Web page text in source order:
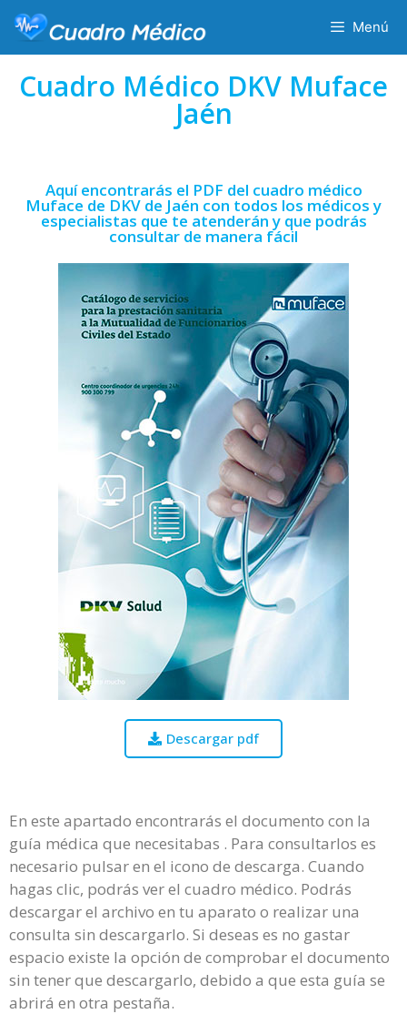
Menú
Cuadro Médico DKV Muface
Jaén
Aquí encontrarás el PDF del cuadro médico
Muface de DKV de Jaén con todos los médicos y
especialistas que te atenderán y que podrás
consultar de manera fácil
Descargar pdf
En este apartado encontrarás el documento con la
guía médica que necesitabas . Para consultarlos es
necesario pulsar en el icono de descarga. Cuando
hagas clic, podrás ver el cuadro médico. Podrás
descargar el archivo en tu aparato o realizar una
consulta sin descargarlo. Si deseas es no gastar
espacio existe la opción de comprobar el documento
sin tener que descargarlo, debido a que esta guía se
abrirá en otra pestaña.